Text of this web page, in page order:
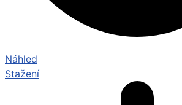
Náhled
Stažení